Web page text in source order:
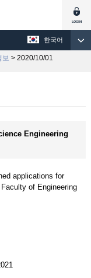
한국어
보 > 2020/10/01
Engineering
applications for
of Engineering